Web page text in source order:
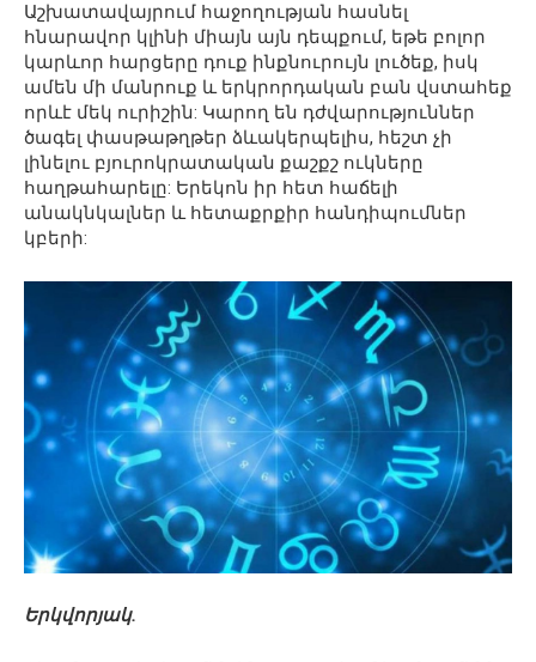
Աշխատավայրում հաջողության հասնել
հնարավոր կլինի միայն այն դեպքում, եթե բոլոր
կարևոր հարցերը դուք ինքնուրույն լուծեք, իսկ
ամեն մի մանրուք և երկրորդական բան վստահեք
որևէ մեկ ուրիշին: Կարող են դժվարություններ
ծագել փասթաթղթեր ձևակերպելիս, հեշտ չի
լինելու բյուրոկրատական քաշքշ ուկները
հաղթահարելը: Երեկոն իր հետ հաճելի
անակնկալներ և հետաքրքիր հանդիպումներ
կբերի:
Երկվորյակ.